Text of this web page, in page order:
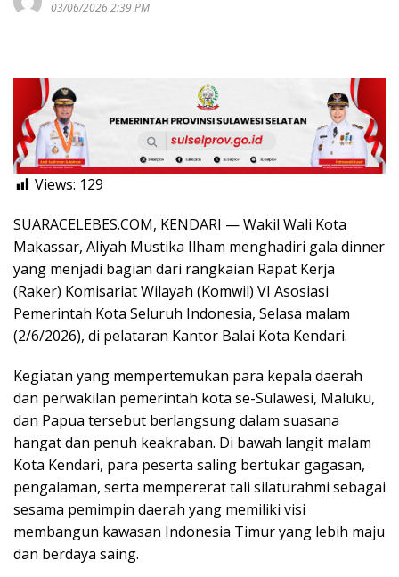
03/06/2026 2:39 PM
Views: 129
SUARACELEBES.COM, KENDARI — Wakil Wali Kota
Makassar, Aliyah Mustika Ilham menghadiri gala dinner
yang menjadi bagian dari rangkaian Rapat Kerja
(Raker) Komisariat Wilayah (Komwil) VI Asosiasi
Pemerintah Kota Seluruh Indonesia, Selasa malam
(2/6/2026), di pelataran Kantor Balai Kota Kendari.
Kegiatan yang mempertemukan para kepala daerah
dan perwakilan pemerintah kota se-Sulawesi, Maluku,
dan Papua tersebut berlangsung dalam suasana
hangat dan penuh keakraban. Di bawah langit malam
Kota Kendari, para peserta saling bertukar gagasan,
pengalaman, serta mempererat tali silaturahmi sebagai
sesama pemimpin daerah yang memiliki visi
membangun kawasan Indonesia Timur yang lebih maju
dan berdaya saing.